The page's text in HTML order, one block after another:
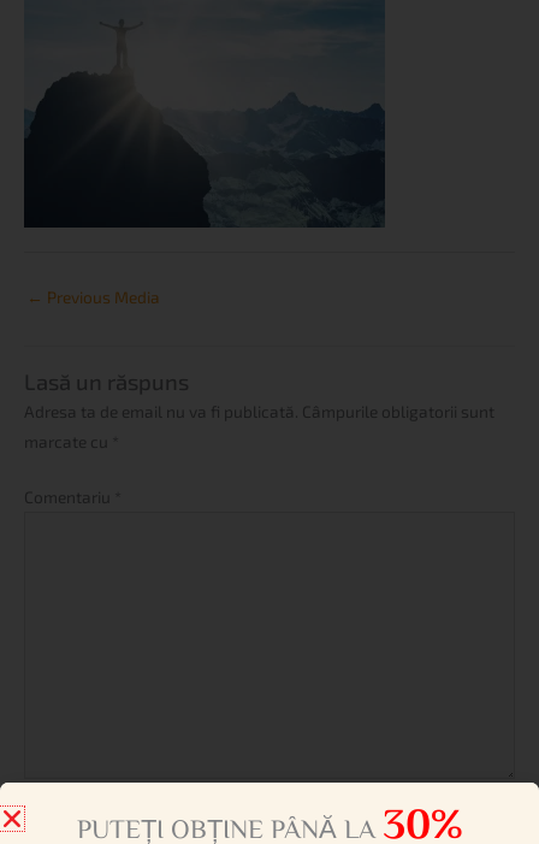
← Previous Media
Lasă un răspuns
Adresa ta de email nu va fi publicată. Câmpurile obligatorii sunt
marcate cu
Comentariu
Name*